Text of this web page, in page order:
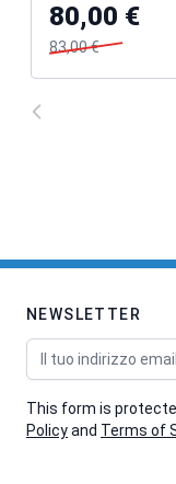
80,00 €
83,00 €
NEWSLETTER
Indirizzo email
This form is
Policyand Terms of